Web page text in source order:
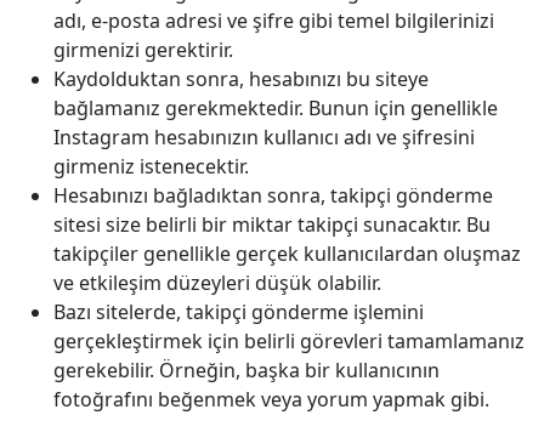
adı, e-posta adresi ve şifre gibi temel bilgilerinizi
girmenizi gerektirir.
Kaydolduktan sonra, hesabınızı bu siteye
bağlamanız gerekmektedir. Bunun için genellikle
Instagram hesabınızın kullanıcı adı ve şifresini
girmeniz istenecektir.
Hesabınızı bağladıktan sonra, takipçi gönderme
sitesi size belirli bir miktar takipçi sunacaktır. Bu
takipçiler genellikle gerçek kullanıcılardan oluşmaz
ve etkileşim düzeyleri düşük olabilir.
Bazı sitelerde, takipçi gönderme işlemini
gerçekleştirmek için belirli görevleri tamamlamanız
gerekebilir. Örneğin, başka bir kullanıcının
fotoğrafını beğenmek veya yorum yapmak gibi.